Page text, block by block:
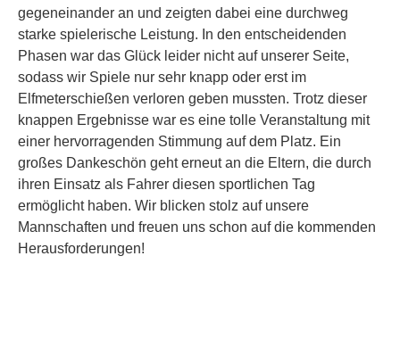
gegeneinander an und zeigten dabei eine durchweg
starke spielerische Leistung. In den entscheidenden
Phasen war das Glück leider nicht auf unserer Seite,
sodass wir Spiele nur sehr knapp oder erst im
Elfmeterschießen verloren geben mussten. Trotz dieser
knappen Ergebnisse war es eine tolle Veranstaltung mit
einer hervorragenden Stimmung auf dem Platz. Ein
großes Dankeschön geht erneut an die Eltern, die durch
ihren Einsatz als Fahrer diesen sportlichen Tag
ermöglicht haben. Wir blicken stolz auf unsere
Mannschaften und freuen uns schon auf die kommenden
Herausforderungen!